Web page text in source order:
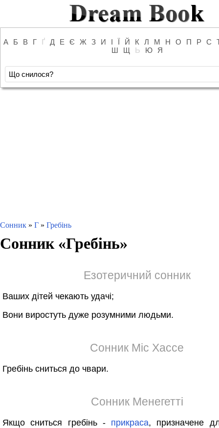
А Б В Г Ґ Д Е Є Ж З И І Ї Й К Л М Н О П Р С
Ш
Щ Ь Ю Я
Сонник » Г » Гребінь
Сонник «Гребінь»
Езотеричний сонник
Ваших дітей чекають удачі;
Вони виростуть дуже розумними людьми.
Сонник Міс Хассе
Гребінь сниться до чвари.
Сонник Менегетті
Якщо сниться гребінь - прикраса, призначене